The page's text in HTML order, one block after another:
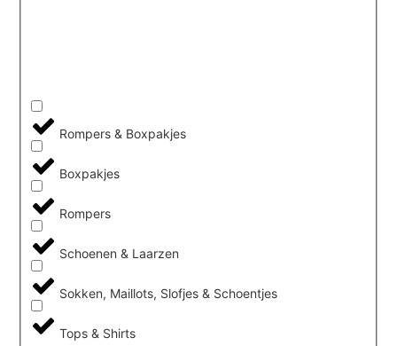
Rompers & Boxpakjes
Boxpakjes
Rompers
Schoenen & Laarzen
Sokken, Maillots, Slofjes & Schoentjes
Tops & Shirts